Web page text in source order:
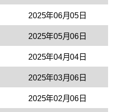
2025年06月05日
2025年05月06日
2025年04月04日
2025年03月06日
2025年02月06日